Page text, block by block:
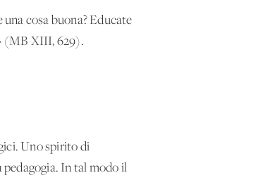
cosa buona? Educate
(MB XIII, 629).
Uno spirito di
In tal modo il